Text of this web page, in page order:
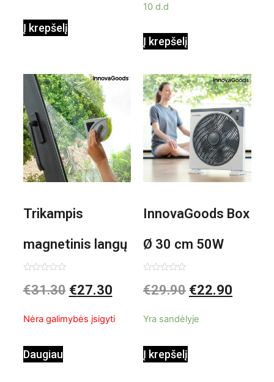
Į krepšelį
10 d.d
Į krepšelį
Trikampis
magnetinis langų
valiklis Klinmag
0
iš
€31.30 €27.30
Nėra galimybės įsigyti
Daugiau
InnovaGoods Box
Ø 30 cm 50W
Baltai pilkas
0
iš
€29.90 €22.90
Yra sandėlyje
Į krepšelį